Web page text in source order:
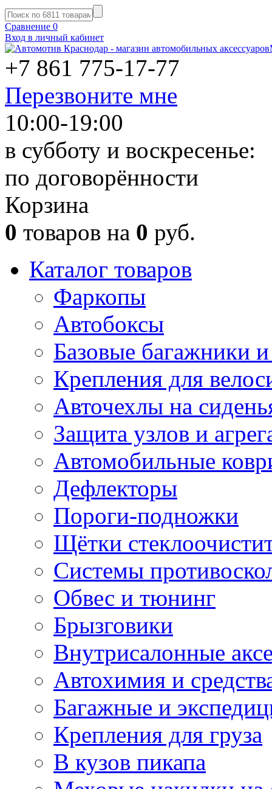
Сравнение 0
Вход в личный кабинет
+7 861 775-17-77
Перезвоните мне
10:00-19:00
в субботу и воскресенье:
по договорённости
Корзина
0 товаров на 0 руб.
Каталог товаров
Фаркопы
Автобоксы
Базовые багажники
Крепления для
Авточехлы на
Защита узлов и
Автомобильные
Дефлекторы
Пороги-подножки
Щётки
Системы
Обвес и тюнинг
Брызговики
Внутрисалонные
Автохимия и
Багажные и
Крепления для груза
В кузов пикапа